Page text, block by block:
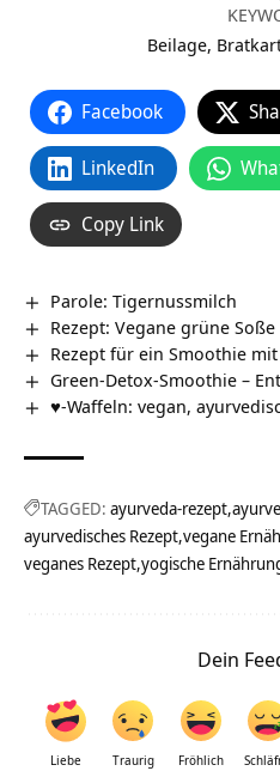
Beilage,
Facebook
LinkedIn
Copy Link
Parole: Tigernussmilch
Rezept: Vegane grüne Soße
Rezept für ein Smoothie
Green-Detox-Smoothie –
♥-Waffeln: vegan,
TAGGED: ayurveda-rezept
ayurvedisches Rezept vegane
veganes Rezept yogische
Dein
Liebe Traurig Fröhlich